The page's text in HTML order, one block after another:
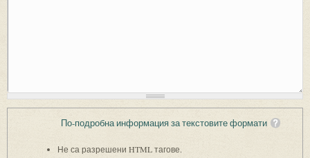
По-подробна информация за текстовите формати
Не са разрешени HTML тагове.